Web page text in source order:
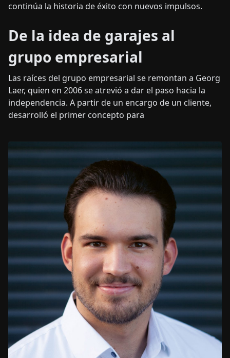
continúa la historia de éxito con nuevos impulsos.
De la idea de garajes al
grupo empresarial
Las raíces del grupo empresarial se remontan a Georg
Laer, quien en 2006 se atrevió a dar el paso hacia la
independencia. A partir de un encargo de un cliente,
desarrolló el primer concepto para